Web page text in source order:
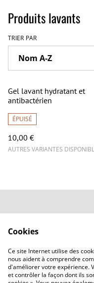
Produits lavants
TRIER PAR
Gel lavant hydratant et
antibactérien
ÉPUISÉ
10,00 €
AUTRES VARIANTES
Cookies
Ce site Internet utilise des
nous aident à comprendre
d'améliorer votre expérience.
et contrôler la façon dont ils